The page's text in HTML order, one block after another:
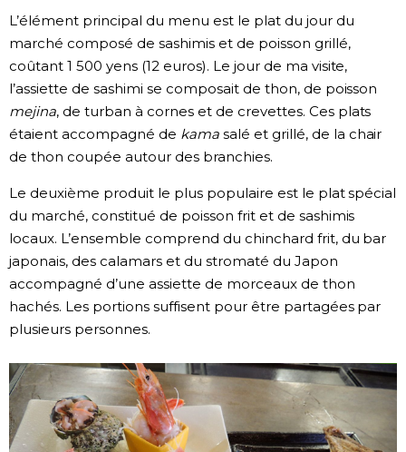
L’élément principal du menu est le plat du jour du
marché composé de sashimis et de poisson grillé,
coûtant 1 500 yens (12 euros). Le jour de ma visite,
l’assiette de sashimi se composait de thon, de poisson
mejina, de turban à cornes et de crevettes. Ces plats
étaient accompagné de kamasalé et grillé, de la chair
de thon coupée autour des branchies.
Le deuxième produit le plus populaire est le plat spécial
du marché, constitué de poisson frit et de sashimis
locaux. L’ensemble comprend du chinchard frit, du bar
japonais, des calamars et du stromaté du Japon
accompagné d’une assiette de morceaux de thon
hachés. Les portions suffisent pour être partagées par
plusieurs personnes.